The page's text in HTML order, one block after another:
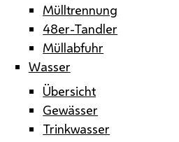
Mülltrennung
48er-Tandler
Müllabfuhr
Wasser
Übersicht
Gewässer
Trinkwasser